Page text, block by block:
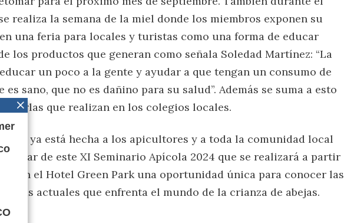
realiza la semana de la miel donde los miembros exponen su
una feria para locales y turistas como una forma de educar
los productos que generan como señala Soledad Martínez: “La
un poco a la gente y ayudar a que tengan un consumo de
es sano, que no es dañino para su salud”. Además se suma a esto
charlas que realizan en los colegios locales.
ya está hecha a los apicultores y a toda la comunidad local
de este XI Seminario Apícola 2024 que se realizará a partir
en el Hotel Green Park una oportunidad única para conocer las
actuales que enfrenta el mundo de la crianza de abejas.